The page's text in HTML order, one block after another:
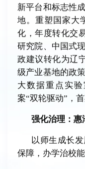
新平台和标志性
地。重塑国家大
化，年度转化交
研究院、中国式
政建议转化为辽
级产业基地的政
大数据重点实
案“双轮驱动” ，
强化治理：惠
以师生成长
保障，办学治校